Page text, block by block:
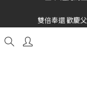
全館消費滿額$1680贈
金幣 送完為